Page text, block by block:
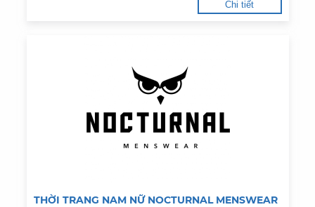
Chi tiết
THỜI TRANG NAM NỮ NOCTURNAL MENSWEAR